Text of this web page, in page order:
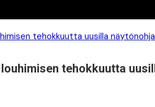
tehokkuutta